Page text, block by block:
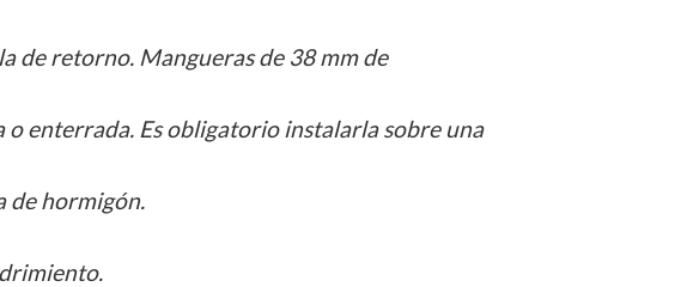
de retorno. Mangueras de 38 mm de
enterrada. Es obligatorio instalarla sobre una
de hormigón.